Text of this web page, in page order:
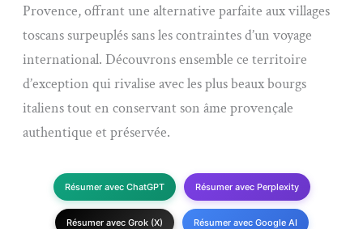
Provence, offrant une alternative parfaite aux villages
toscans surpeuplés sans les contraintes d’un voyage
international. Découvrons ensemble ce territoire
d’exception qui rivalise avec les plus beaux bourgs
italiens tout en conservant son âme provençale
authentique et préservée.
Résumer avec ChatGPT Résumer avec Perplexity
Résumer avec Grok (X) Résumer avec Google AI